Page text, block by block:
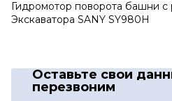
Гидромотор поворота башни с
Экскаватора SANY SY980H
Оставьте свои
перезвоним